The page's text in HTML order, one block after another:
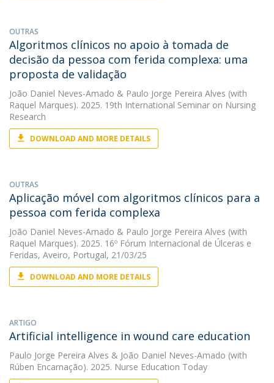
OUTRAS
Algoritmos clínicos no apoio à tomada de
decisão da pessoa com ferida complexa: uma
proposta de validação
João Daniel Neves-Amado & Paulo Jorge Pereira Alves (with
Raquel Marques). 2025. 19th International Seminar on Nursing
Research
DOWNLOAD AND MORE DETAILS
OUTRAS
Aplicação móvel com algoritmos clínicos para a
pessoa com ferida complexa
João Daniel Neves-Amado & Paulo Jorge Pereira Alves (with
Raquel Marques). 2025. 16º Fórum Internacional de Úlceras e
Feridas, Aveiro, Portugal, 21/03/25
DOWNLOAD AND MORE DETAILS
ARTIGO
Artificial intelligence in wound care education
Paulo Jorge Pereira Alves & João Daniel Neves-Amado (with
Rúben Encarnação). 2025. Nurse Education Today